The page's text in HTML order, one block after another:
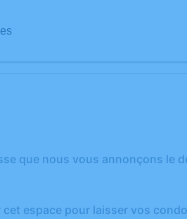
que nous vous annonçons le
espace pour laisser vos